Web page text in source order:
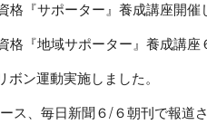
格『サポーター』養成講座開催
『地域サポーター』養成講座
ン運動実施しました。
毎日新聞６/６朝刊で報道さ